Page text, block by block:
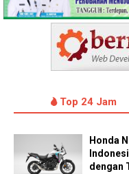
Top 24 Jam
Honda
dengan